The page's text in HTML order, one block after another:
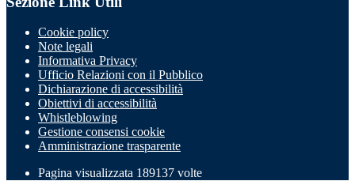
Cookie policy
Note legali
Informativa Privacy
Ufficio Relazioni con il Pubblico
Dichiarazione di accessibilità
Obiettivi di accessibilità
Whistleblowing
Gestione consensi cookie
Amministrazione trasparente
Pagina visualizzata 189137 volte